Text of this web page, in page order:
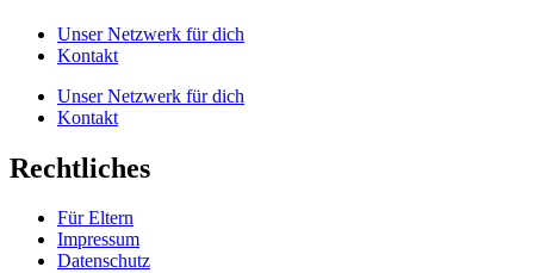
Unser Netzwerk für dich
Kontakt
Unser Netzwerk für dich
Kontakt
Rechtliches
Für Eltern
Impressum
Datenschutz